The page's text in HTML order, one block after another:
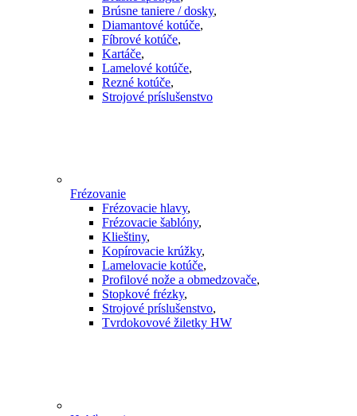
Brúsne taniere / dosky,
Diamantové kotúče,
Fíbrové kotúče,
Kartáče,
Lamelové kotúče,
Rezné kotúče,
Strojové príslušenstvo
Frézovanie
Frézovacie hlavy,
Frézovacie šablóny,
Klieštiny,
Kopírovacie krúžky,
Lamelovacie kotúče,
Profilové nože a obmedzovače,
Stopkové frézky,
Strojové príslušenstvo,
Tvrdokovové žiletky HW